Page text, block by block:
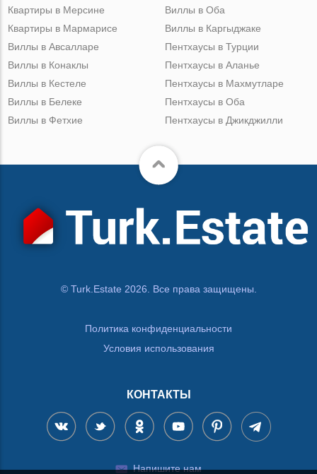
Квартиры в Мерсине
Квартиры в Мармарисе
Виллы в Оба
Виллы в Каргыджаке
Виллы в Авсалларе
Виллы в Конаклы
Виллы в Кестеле
Виллы в Белеке
Виллы в Фетхие
Пентхаусы в Турции
Пентхаусы в Аланье
Пентхаусы в Махмутларе
Пентхаусы в Оба
Пентхаусы в Джикджилли
© Turk.Estate 2026. Все права защищены.
Политика конфиденциальности
Условия использования
КОНТАКТЫ
Напишите нам